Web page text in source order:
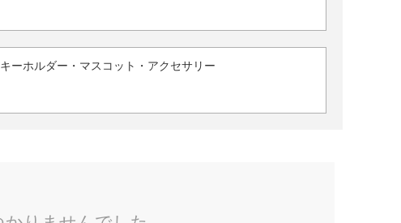
キーホルダー・マスコット・アクセサリー